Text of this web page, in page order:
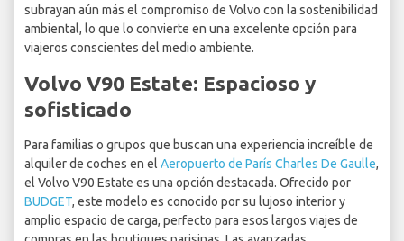
subrayan aún más el compromiso de Volvo con la sostenibilidad
ambiental, lo que lo convierte en una excelente opción para
viajeros conscientes del medio ambiente.
Volvo V90 Estate: Espacioso y
sofisticado
Para familias o grupos que buscan una experiencia increíble de
alquiler de coches en el Aeropuerto de París Charles De Gaulle,
el Volvo V90 Estate es una opción destacada. Ofrecido por
BUDGET, este modelo es conocido por su lujoso interior y
amplio espacio de carga, perfecto para esos largos viajes de